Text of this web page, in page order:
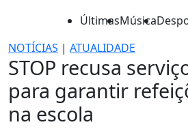
ÚltimasMúsica
NOTÍCIAS | ATUALIDADE
STOP recusa
para garantir
na escola